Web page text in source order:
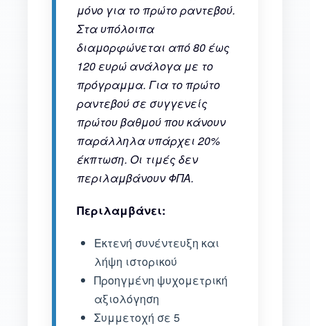
μόνο για το πρώτο ραντεβού.
Στα υπόλοιπα
διαμορφώνεται από 80 έως
120 ευρώ ανάλογα με το
πρόγραμμα. Για το πρώτο
ραντεβού σε συγγενείς
πρώτου βαθμού που κάνουν
παράλληλα υπάρχει 20%
έκπτωση. Οι τιμές δεν
περιλαμβάνουν ΦΠΑ.
Περιλαμβάνει:
Εκτενή συνέντευξη και
λήψη ιστορικού
Προηγμένη ψυχομετρική
αξιολόγηση
Συμμετοχή σε 5